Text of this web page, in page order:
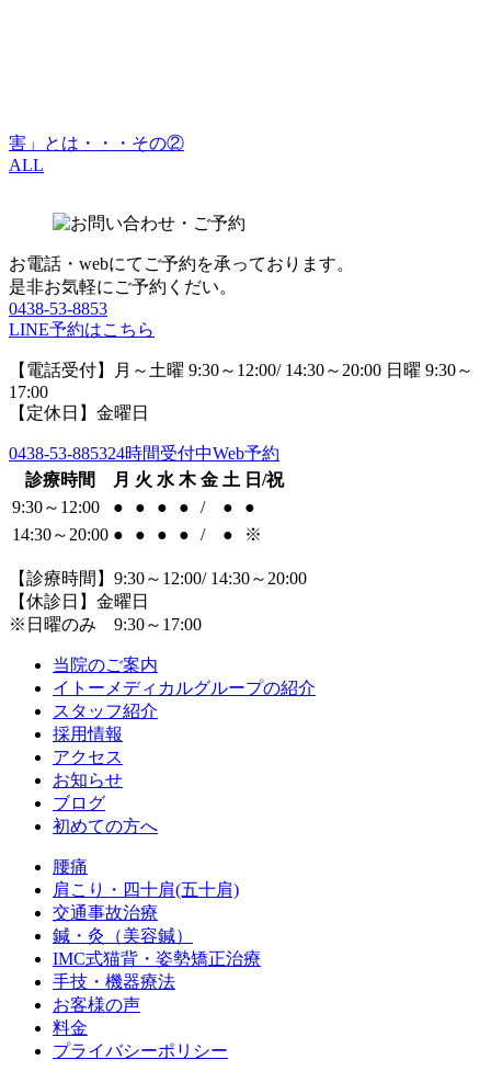
害」とは・・・その②
ALL
お電話・webにてご予約を承っております。
是非お気軽にご予約くだい。
0438-53-8853
LINE予約はこちら
【電話受付】月～土曜 9:30～12:00/ 14:30～20:00 日曜 9:30～
17:00
【定休日】金曜日
0438-53-885324時間受付中Web予約
診療時間
月 火 水 木 金 土 日/祝
9:30～12:00
● ● ● ● / ●
●
14:30～20:00 ● ● ● ● / ● ※
【診療時間】9:30～12:00/ 14:30～20:00
【休診日】金曜日
※日曜のみ 9:30～17:00
当院のご案内
イトーメディカルグループの紹介
スタッフ紹介
採用情報
アクセス
お知らせ
ブログ
初めての方へ
腰痛
肩こり・四十肩(五十肩)
交通事故治療
鍼・灸（美容鍼）
IMC式猫背・姿勢矯正治療
手技・機器療法
お客様の声
料金
プライバシーポリシー